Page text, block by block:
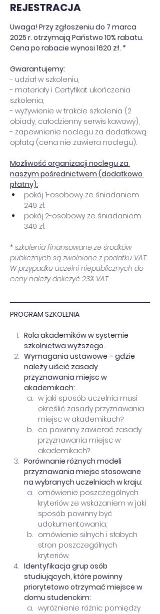
REJESTRACJA
Uwaga! Przy zgłoszeniu do 7 marca
2025 r. otrzymają Państwo 10% rabatu.
Cena po rabacie wynosi 1620 zł. *
Gwarantujemy:
- udział w szkoleniu,
- materiały i Certyfikat ukończenia
szkolenia,
- wyżywienie w trakcie szkolenia (2
obiady, całodzienny serwis kawowy),
- zapewnienie noclegu za dodatkową
opłatą (cena nie zawiera noclegu).
Możliwość organizacji noclegu za
naszym pośrednictwem (dodatkowo
płatny):
pokój 1-osobowy ze śniadaniem
249 zł.
pokój 2-osobowy ze śniadaniem
349 zł.
* szkolenia finansowane ze środków
publicznych są zwolnione z podatku VAT.
W przypadku uczelni niepublicznych do
ceny należy doliczyć 23% VAT.
PROGRAM SZKOLENIA
Rola akademików w systemie
szkolnictwa wyższego.
Wymagania ustawowe – gdzie
należy uiścić zasady
przyznawania miejsc w
akademikach:
w jaki sposób uczelnia musi
określić zasady przyznawania
miejsc w akademikach?
co powinny zawierać zasady
przyznawania miejsc w
akademikach?
Porównanie różnych modeli
przyznawania miejsc stosowane
na wybranych uczelniach w kraju:
omówienie poszczególnych
kryteriów ze wskazaniem w jaki
sposób powinny być
udokumentowania,
omówienie silnych i słabych
stron poszczególnych
kryteriów.
Identyfikacja grup osób
studiujących, które powinny
priorytetowo otrzymać miejsce w
domu studenckim:
wyróżnienie różnic pomiędzy